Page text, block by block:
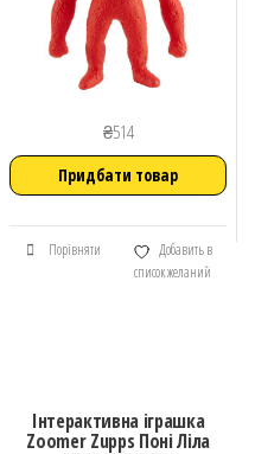
₴514
Придбати товар
Порівняти
Добавить в
список желаний
Інтерактивна іграшка
Zoomer Zupps Поні Ліла